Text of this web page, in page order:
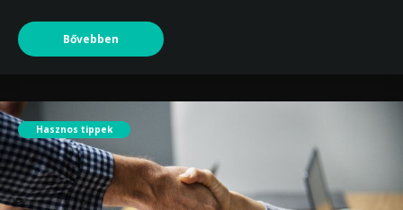
Bővebben
Hasznos tippek